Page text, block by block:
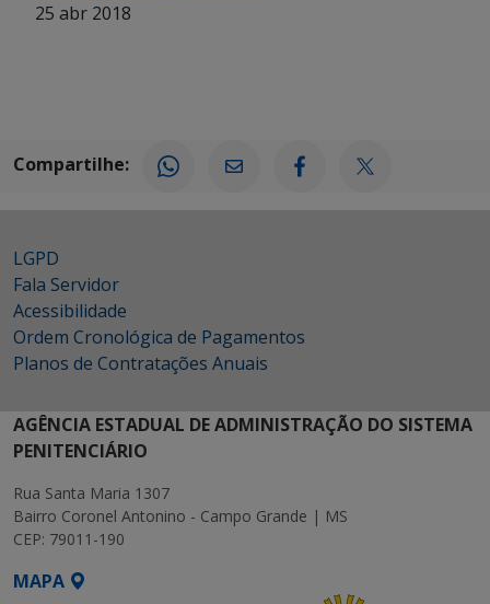
25 abr 2018
Compartilhe:
LGPD
Fala Servidor
Acessibilidade
Ordem Cronológica de Pagamentos
Planos de Contratações Anuais
AGÊNCIA ESTADUAL DE ADMINISTRAÇÃO DO SISTEMA
PENITENCIÁRIO
Rua Santa Maria 1307
Bairro Coronel Antonino - Campo Grande | MS
CEP: 79011-190
MAPA